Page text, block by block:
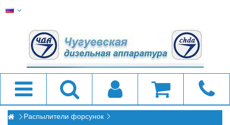
Распылители форсунок